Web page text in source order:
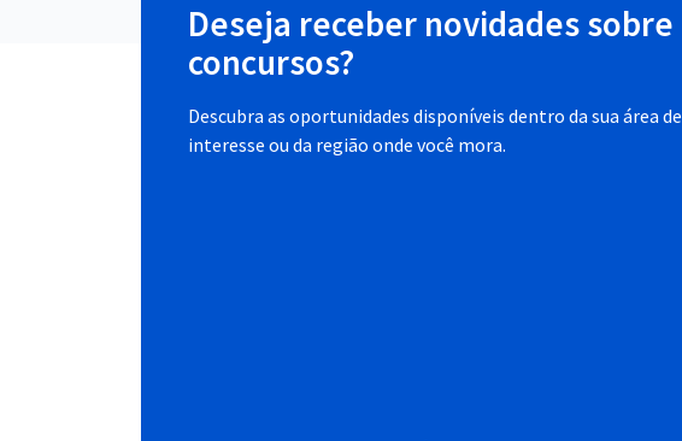
Deseja receber novidades sobre
concursos?
Descubra as oportunidades disponíveis dentro da sua área de
interesse ou da região onde você mora.